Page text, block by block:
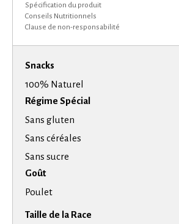
Spécification du produit
Conseils Nutritionnels
Clause de non-responsabilité
Snacks
100% Naturel
Régime Spécial
Sans gluten
Sans céréales
Sans sucre
Goût
Poulet
Taille de la Race